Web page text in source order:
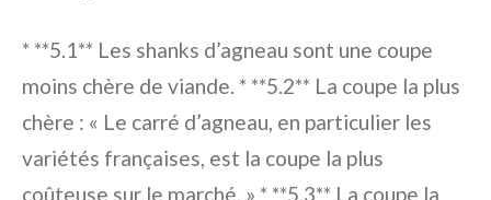
* **5.1** Les shanks d’agneau sont une coupe
moins chère de viande. * **5.2** La coupe la plus
chère : « Le carré d’agneau, en particulier les
variétés françaises, est la coupe la plus
coûteuse sur le marché. » * **5.3** La coupe la